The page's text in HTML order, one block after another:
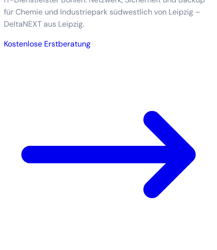
für Chemie und Industriepark südwestlich von Leipzig –
DeltaNEXT aus Leipzig.
Kostenlose Erstberatung